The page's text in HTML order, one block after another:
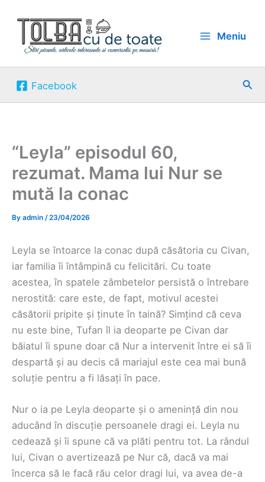
content
Meniu
Facebook
“Leyla” episodul 60,
rezumat. Mama lui Nur se
mută la conac
By admin /23/04/2026
Leyla se întoarce la conac după căsătoria cu Civan,
iar familia îi întâmpină cu felicitări. Cu toate
acestea, în spatele zâmbetelor persistă o întrebare
nerostită: care este, de fapt, motivul acestei
căsătorii pripite și ținute în taină? Simțind că ceva
nu este bine, Tufan îl ia deoparte pe Civan dar
băiatul îi spune doar că Nur a intervenit între ei să îi
despartă și au decis că mariajul este cea mai bună
soluție pentru a fi lăsați în pace.
Nur o ia pe Leyla deoparte și o amenință din nou
aducând în discuție persoanele dragi ei. Leyla nu
cedează și îi spune că va plăti pentru tot. La rândul
lui, Civan o avertizează pe Nur că, dacă va mai
încerca să le facă rău celor dragi lui, va avea de-a